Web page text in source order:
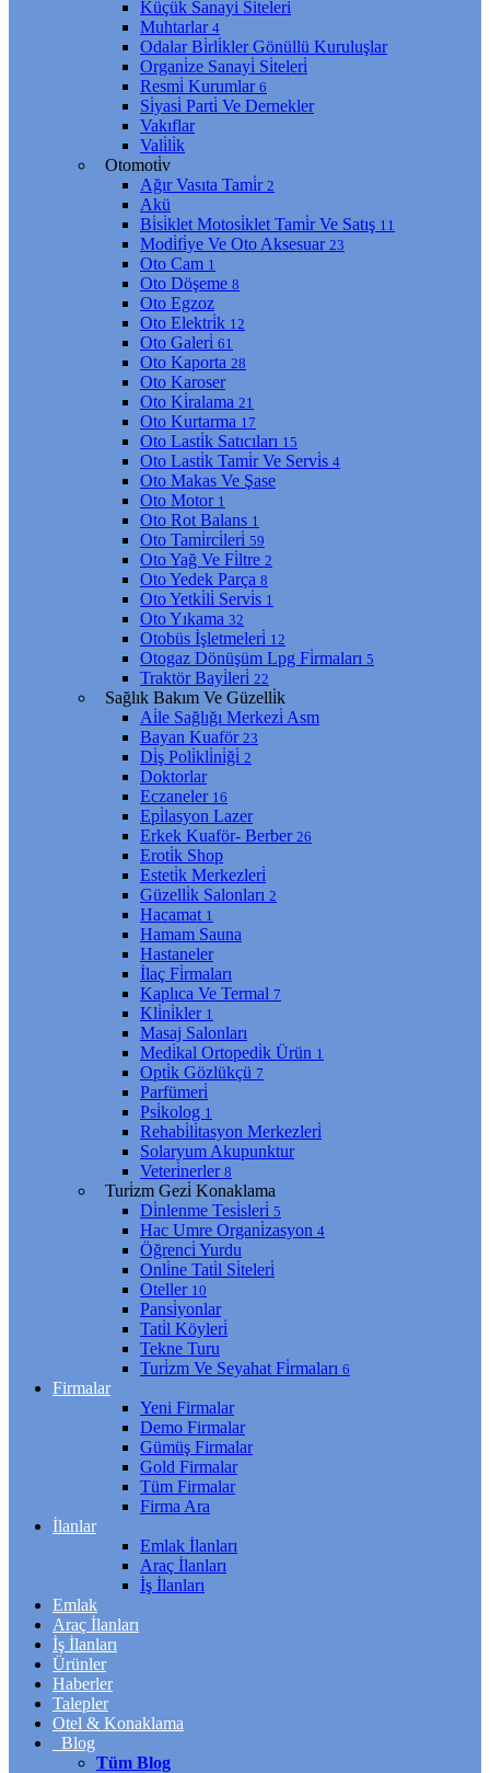
Küçük Sanayi̇ Si̇teleri̇
Muhtarlar 4
Odalar Bi̇rli̇kler Gönüllü Kuruluşlar
Organi̇ze Sanayi̇ Si̇teleri̇
Resmi̇ Kurumlar 6
Si̇yasi̇ Parti̇ Ve Dernekler
Vakıflar
Vali̇li̇k
Otomoti̇v
Ağır Vasıta Tami̇r 2
Akü
Bi̇si̇klet Motosi̇klet Tami̇r Ve Satış 11
Modi̇fi̇ye Ve Oto Aksesuar 23
Oto Cam 1
Oto Döşeme 8
Oto Egzoz
Oto Elektri̇k 12
Oto Galeri̇ 61
Oto Kaporta 28
Oto Karoser
Oto Ki̇ralama 21
Oto Kurtarma 17
Oto Lasti̇k Satıcıları 15
Oto Lasti̇k Tami̇r Ve Servi̇s 4
Oto Makas Ve Şase
Oto Motor 1
Oto Rot Balans 1
Oto Tami̇rci̇leri̇ 59
Oto Yağ Ve Fi̇ltre 2
Oto Yedek Parça 8
Oto Yetki̇li̇ Servi̇s 1
Oto Yıkama 32
Otobüs İşletmeleri̇ 12
Otogaz Dönüşüm Lpg Fi̇rmaları 5
Traktör Bayi̇leri̇ 22
Sağlık Bakım Ve Güzelli̇k
Ai̇le Sağlığı Merkezi̇ Asm
Bayan Kuaför 23
Di̇ş Poli̇kli̇ni̇ği̇ 2
Doktorlar
Eczaneler 16
Epi̇lasyon Lazer
Erkek Kuaför- Berber 26
Eroti̇k Shop
Esteti̇k Merkezleri̇
Güzelli̇k Salonları 2
Hacamat 1
Hamam Sauna
Hastaneler
İlaç Fi̇rmaları
Kaplıca Ve Termal 7
Kli̇ni̇kler 1
Masaj Salonları
Medi̇kal Ortopedi̇k Ürün 1
Opti̇k Gözlükçü 7
Parfümeri̇
Psi̇kolog 1
Rehabi̇li̇tasyon Merkezleri̇
Solaryum Akupunktur
Veteri̇nerler 8
Turi̇zm Gezi̇ Konaklama
Di̇nlenme Tesi̇sleri̇ 5
Hac Umre Organi̇zasyon 4
Öğrenci̇ Yurdu
Onli̇ne Tati̇l Si̇teleri̇
Oteller 10
Pansi̇yonlar
Tati̇l Köyleri̇
Tekne Turu
Turi̇zm Ve Seyahat Fi̇rmaları 6
Firmalar
Yeni Firmalar
Demo Firmalar
Gümüş Firmalar
Gold Firmalar
Tüm Firmalar
Firma Ara
İlanlar
Emlak İlanları
Araç İlanları
İş İlanları
Emlak
Araç İlanları
İş İlanları
Ürünler
Haberler
Talepler
Otel & Konaklama
Blog
Tüm Blog